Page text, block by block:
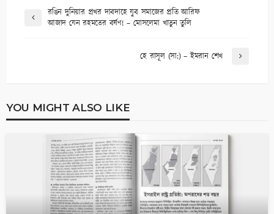
রঙিন দুনিয়ার প্রখর দাবদাহে যুব সমাজের প্রতি আরিফ
আজাদ যেন রহমতের বর্ষণ! – মোসলেমা খাতুন তুলি
হে রাসূল (সা:) – ইমরান শেখ
YOU MIGHT ALSO LIKE